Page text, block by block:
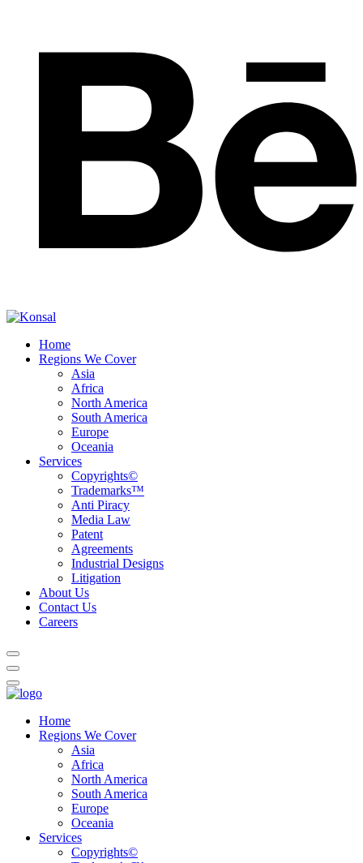
Home
Regions We Cover
Asia
Africa
North America
South America
Europe
Oceania
Services
Copyrights©
Trademarks™
Anti Piracy
Media Law
Patent
Agreements
Industrial Designs
Litigation
About Us
Contact Us
Careers
Home
Regions We Cover
Asia
Africa
North America
South America
Europe
Oceania
Services
Copyrights©